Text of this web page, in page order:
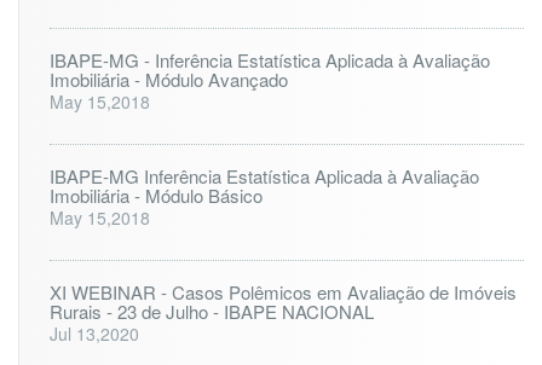
IBAPE-MG - Inferência Estatística Aplicada à Avaliação
Imobiliária - Módulo Avançado
May 15,2018
IBAPE-MG Inferência Estatística Aplicada à Avaliação
Imobiliária - Módulo Básico
May 15,2018
XI WEBINAR - Casos Polêmicos em Avaliação de Imóveis
Rurais - 23 de Julho - IBAPE NACIONAL
Jul 13,2020